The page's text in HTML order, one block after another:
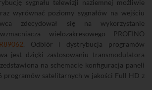
sygnału telewizji naziemnej możliwie
wyrównać poziomy sygnałów na wejściu
zdecydował się na wykorzystanie
wielozakresowego PROFINO
R89062. Odbiór i dystrybucja programów
jest dzięki zastosowaniu transmodulatora
na schemacie konfiguracja paneli
programów satelitarnych w jakości Full HD z